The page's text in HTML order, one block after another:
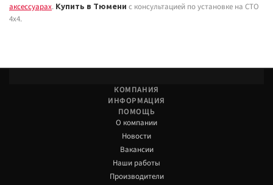
аксессуарах. Купить в Тюмени с консультацией по установке на СТО
4x4.
КОМПАНИЯ
ИНФОРМАЦИЯ
ПОМОЩЬ
О компании
Новости
Вакансии
Наши работы
Производители